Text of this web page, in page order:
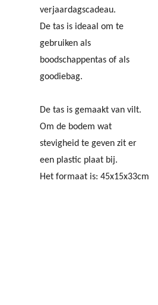
verjaardagscadeau.
De tas is ideaal om te
gebruiken als
boodschappentas of als
goodiebag.
De tas is gemaakt van vilt.
Om de bodem wat
stevigheid te geven zit er
een plastic plaat bij.
Het formaat is: 45x15x33cm